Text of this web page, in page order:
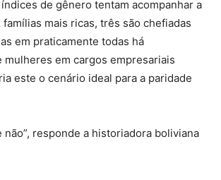
de gênero tentam acompanhar a
mais ricas, três são chefiadas
em praticamente todas há
mulheres em cargos empresariais
este o cenário ideal para a paridade
não”, responde a historiadora boliviana